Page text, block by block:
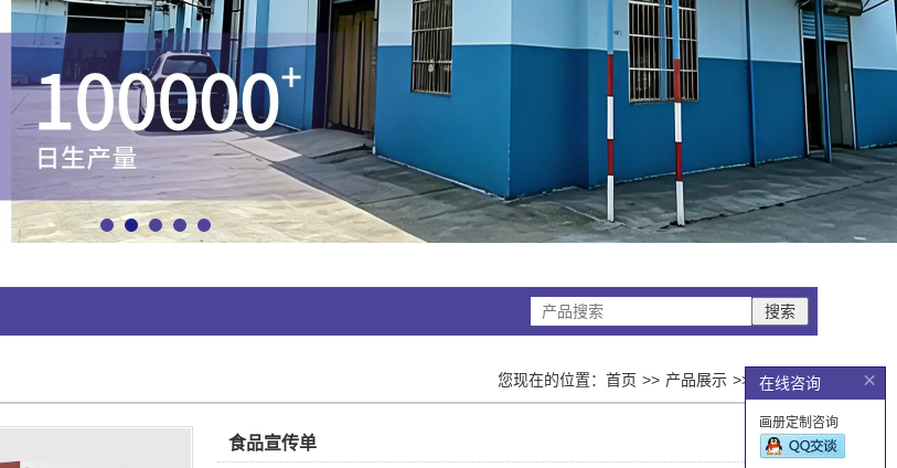
搜索
您现在的位置： 首页 产品展示 宣传单张
食品宣传单
在线咨询 ×
画册定制咨询